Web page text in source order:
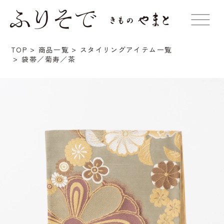
TOP 商品一覧
スタイリングアイテム一覧
袋帯／菊寿／茶